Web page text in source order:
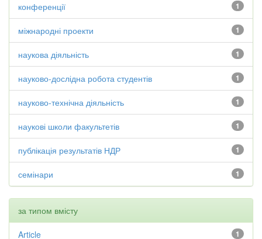
1
конференції
1
міжнародні проекти
1
наукова діяльність
1
науково-дослідна робота студентів
1
науково-технічна діяльність
1
наукові школи факультетів
1
публікація результатів НДР
1
семінари
за типом вмісту
1
Article